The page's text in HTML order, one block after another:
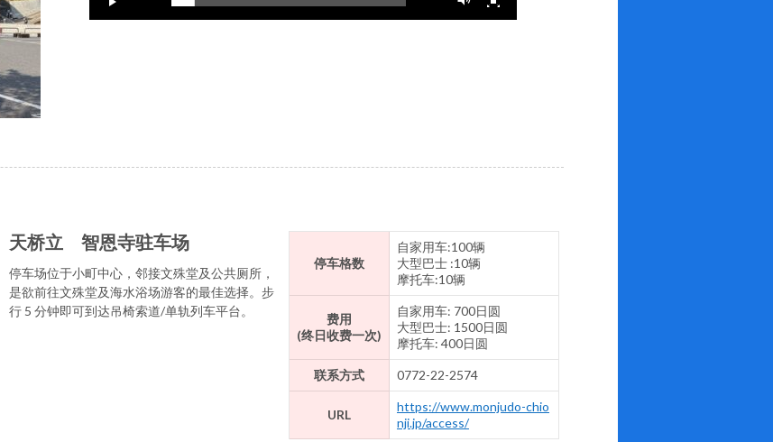
天桥立 智恩寺驻车场
停车场位于小町中心，邻接文殊堂及公共厕所，
是欲前往文殊堂及海水浴场游客的最佳选择。步
行 5 分钟即可到达吊椅索道/单轨列车平台。
停车格数
自家用车:100辆
大型巴士 :10辆
摩托车:10辆
费用
(终日收费一次)
自家用车: 700日圆
大型巴士: 1500日圆
摩托车: 400日圆
联系方式 0772-22-2574
URL
https://www.monjudo-chio
nji.jp/access/